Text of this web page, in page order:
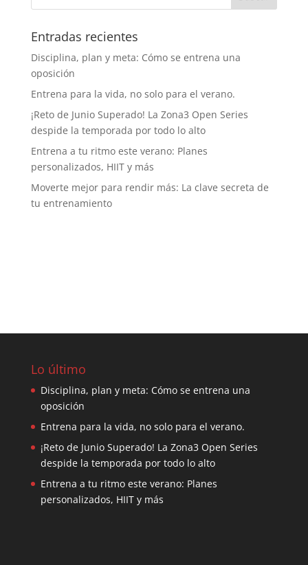
Entradas recientes
Disciplina, plan y meta: Cómo se entrena una
oposición
Entrena para la vida, no solo para el verano.
¡Reto de Junio Superado! La Zona3 Open Series
despide la temporada por todo lo alto
Entrena a tu ritmo este verano: Planes
personalizados, HIIT y más
Moverte mejor para rendir más: La clave secreta de
tu entrenamiento
Lo último
Disciplina, plan y meta: Cómo se entrena una
oposición
Entrena para la vida, no solo para el verano.
¡Reto de Junio Superado! La Zona3 Open Series
despide la temporada por todo lo alto
Entrena a tu ritmo este verano: Planes
personalizados, HIIT y más